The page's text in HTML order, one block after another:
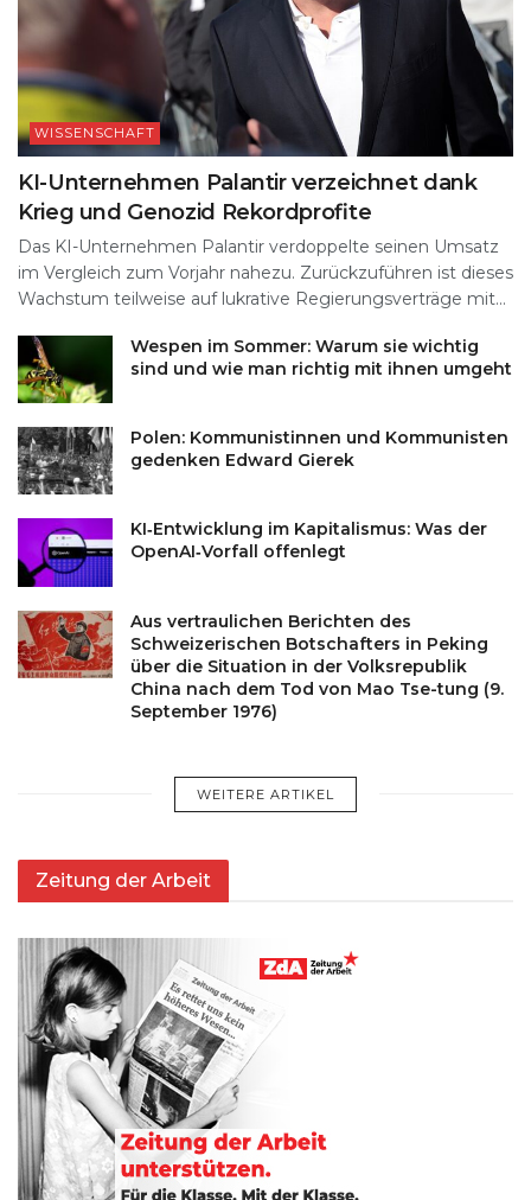
WISSENSCHAFT
KI-Unternehmen Palantir verzeichnet dank
Krieg und Genozid Rekordprofite
Das KI-Unternehmen Palantir verdoppelte seinen Umsatz
im Vergleich zum Vorjahr nahezu. Zurückzuführen ist dieses
Wachstum teilweise auf lukrative Regierungsverträge mit...
Wespen im Sommer: Warum sie wichtig
sind und wie man richtig mit ihnen umgeht
Polen: Kommunistinnen und Kommunisten
gedenken Edward Gierek
KI‑Entwicklung im Kapitalismus: Was der
OpenAI‑Vorfall offenlegt
Aus vertraulichen Berichten des
Schweizerischen Botschafters in Peking
über die Situation in der Volksrepublik
China nach dem Tod von Mao Tse-tung (9.
September 1976)
WEITERE ARTIKEL
Zeitung der Arbeit